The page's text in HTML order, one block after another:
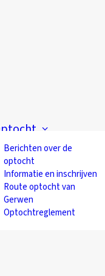
Berichten over de
optocht
Informatie en inschrijven
Route optocht van
Gerwen
Optochtreglement